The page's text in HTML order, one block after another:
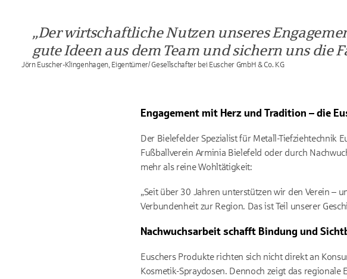
Der wirtschaftliche Nutzen unseres
gute Ideen aus dem Team und sichern uns die
Jörn Euscher-Klingenhagen, Eigentümer/ Gesellschafter bei Euscher GmbH & Co. KG
Engagement mit Herz und Tradition – die
Der Bielefelder Spezialist für Metall-Tiefziehtechnik
Fußballverein Arminia Bielefeld oder durch
mehr als reine Wohltätigkeit:
„Seit über 30 Jahren unterstützen wir den Verein –
Verbundenheit zur Region. Das ist Teil unserer
Nachwuchsarbeit schafft Bindung und
Euschers Produkte richten sich nicht direkt an
Kosmetik-Spraydosen. Dennoch zeigt das